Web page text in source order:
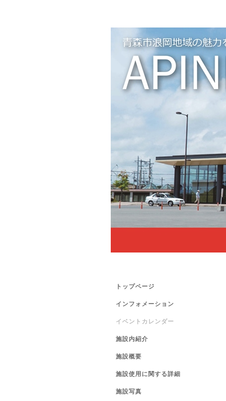
トップページ
インフォメーション
イベントカレンダー
施設内紹介
施設概要
施設使用に関する詳細
施設写真